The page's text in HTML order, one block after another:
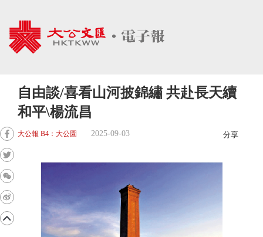
自由談/喜看山河披錦繡 共赴長天續
和平\楊流昌
大公報 B4：大公園 2025-09-03 分享